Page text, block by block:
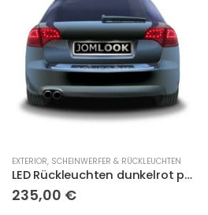
EXTERIOR, SCHEINWERFER & RÜCKLEUCHTEN
LED Rückleuchten dunkelrot passend für Audi A4 Avant B7 Bj. 04-08
235,00 €